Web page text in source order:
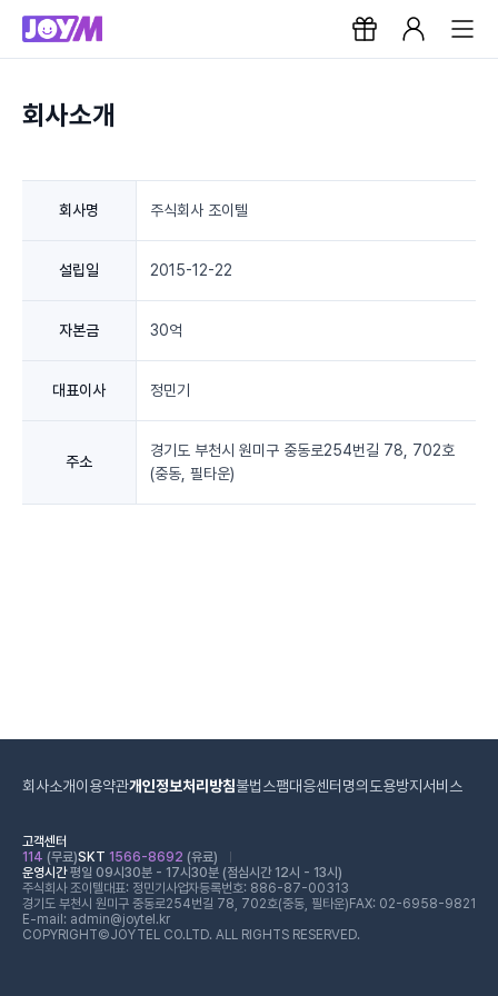
회사소개
회사명 주식회사 조이텔
설립일 2015-12-22
자본금 30억
대표이사 정민기
주소
경기도 부천시 원미구 중동로254번길 78, 702호
(중동, 필타운)
회사소개이용약관개인정보처리방침불법스팸대응센터 명의도용방지서비스
고객센터
114 (무료)SKT 1566-8692 (유료)
운영시간평일 09시30분 - 17시30분 (점심시간 12시 - 13시)
주식회사 조이텔대표: 정민기 사업자등록번호: 886-87-00313
경기도 부천시 원미구 중동로254번길 78, 702호(중동, 필타운) FAX: 02-6958-9821
E-mail: admin@joytel.kr
COPYRIGHT©JOYTEL CO.LTD. ALL RIGHTS RESERVED.